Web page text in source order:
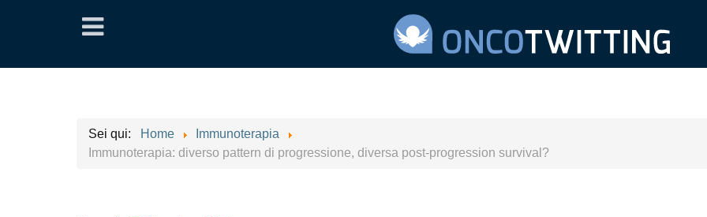
Sei qui: Home
Immunoterapia
Immunoterapia: diverso pattern di progressione, diversa post-progression survival?